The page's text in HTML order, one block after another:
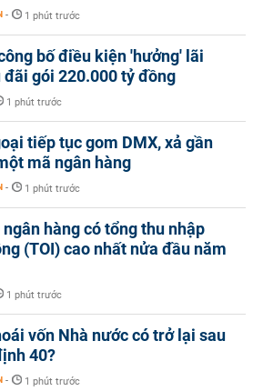
- 1 phút trước
bố điều kiện 'hưởng' lãi
đãi gói 220.000 tỷ đồng
1 phút trước
tiếp tục gom DMX, xả gần
mã ngân hàng
- 1 phút trước
ngân hàng có tổng thu nhập
(TOI) cao nhất nửa đầu năm
1 phút trước
vốn Nhà nước có trở lại sau
40?
- 1 phút trước